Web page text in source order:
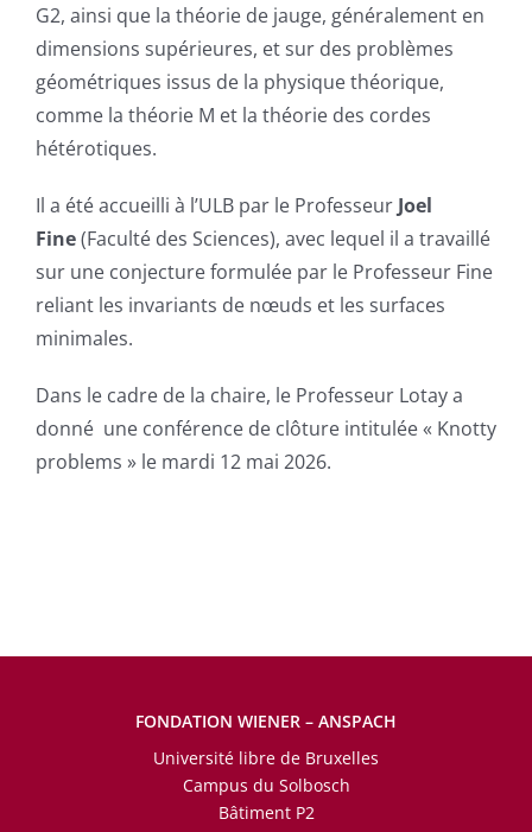
G2, ainsi que la théorie de jauge, généralement en
dimensions supérieures, et sur des problèmes
géométriques issus de la physique théorique,
comme la théorie M et la théorie des cordes
hétérotiques.
Il a été accueilli à l’ULB par le Professeur Joel
Fine(Faculté des Sciences), avec lequel il a travaillé
sur une conjecture formulée par le Professeur Fine
reliant les invariants de nœuds et les surfaces
minimales.
Dans le cadre de la chaire, le Professeur Lotay a
donné une conférence de clôture intitulée « Knotty
problems » le mardi 12 mai 2026.
FONDATION WIENER – ANSPACH
Université libre de Bruxelles
Campus du Solbosch
Bâtiment P2